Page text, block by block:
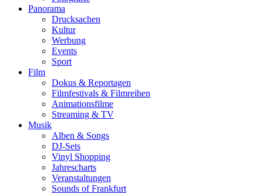
Panorama
Drucksachen
Kultur
Werbung
Events
Sport
Film
Dokus & Reportagen
Filmfestivals & Filmreihen
Animationsfilme
Streaming & TV
Musik
Alben & Songs
DJ-Sets
Vinyl Shopping
Jahrescharts
Veranstaltungen
Sounds of Frankfurt